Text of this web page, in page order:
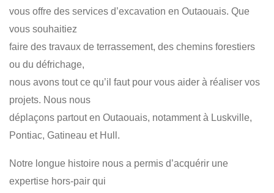
DÉFRICHAGE RÉSIDENTIEL COMMERCIAL
vous offre des services d’excavation en Outaouais. Que
vous souhaitiez
faire des travaux de terrassement, des chemins forestiers
ou du défrichage,
nous avons tout ce qu’il faut pour vous aider à réaliser vos
projets. Nous nous
déplaçons partout en Outaouais, notamment à Luskville,
Pontiac, Gatineau et Hull.
Notre longue histoire nous a permis d’acquérir une
expertise hors-pair qui